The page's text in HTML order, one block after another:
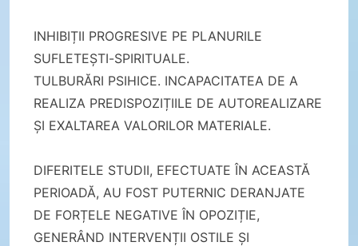
INHIBIȚII PROGRESIVE PE PLANURILE
SUFLETEȘTI-SPIRITUALE.
TULBURĂRI PSIHICE. INCAPACITATEA DE A
REALIZA PREDISPOZIȚIILE DE AUTOREALIZARE
ȘI EXALTAREA VALORILOR MATERIALE.
DIFERITELE STUDII, EFECTUATE ÎN ACEASTĂ
PERIOADĂ, AU FOST PUTERNIC DERANJATE
DE FORȚELE NEGATIVE ÎN OPOZIȚIE,
GENERÂND INTERVENȚII OSTILE ȘI